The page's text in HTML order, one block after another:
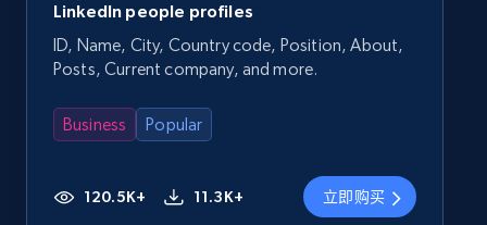
LinkedIn people profiles
ID, Name, City, Country code, Position, About,
Posts, Current company, and more.
Business Popular
120.5K+ 11.3K+ 立即购买